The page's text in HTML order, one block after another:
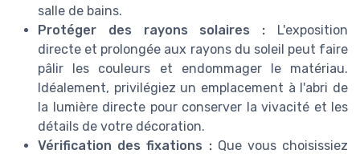
salle de bains.
Protéger des rayons solaires : L'exposition
directe et prolongée aux rayons du soleil peut faire
pâlir les couleurs et endommager le matériau.
Idéalement, privilégiez un emplacement à l'abri de
la lumière directe pour conserver la vivacité et les
détails de votre décoration.
Vérification des fixations :Que vous choisissiez